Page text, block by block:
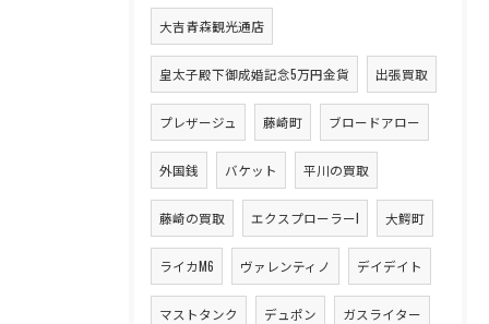
大吉青森観光通店
皇太子殿下御成婚記念5万円金貨 出張買取
プレザージュ 藤崎町 ブロードアロー
外国銭 バケット 平川の買取
藤崎の買取 エクスプローラーI 大鰐町
ライカM6 ヴァレンティノ デイデイト
マストタンク デュポン ガスライター